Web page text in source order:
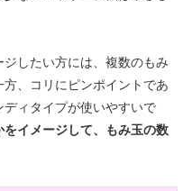
したい方には、複数のもみ
、コリにピンポイントであ
ィタイプが使いやすいで
イメージして、もみ玉の数